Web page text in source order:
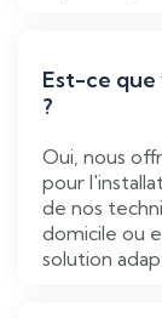
Est-ce
?
Oui, nous
pour
de nos
domicile ou
solution